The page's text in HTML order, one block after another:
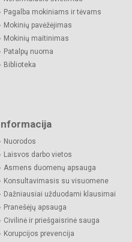
Pagalba mokiniams ir tėvams
Mokinių pavėžėjimas
Mokinių maitinimas
Patalpų nuoma
Biblioteka
Nuorodos
Laisvos darbo vietos
Asmens duomenų apsauga
Konsultavimasis su visuomene
Dažniausiai užduodami klausimai
Pranešėjų apsauga
Civilinė ir priešgaisrinė sauga
Korupcijos prevencija